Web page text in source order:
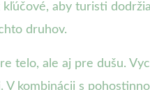
aby turisti
druhov.
telo, ale aj pre dušu.
kombinácii s